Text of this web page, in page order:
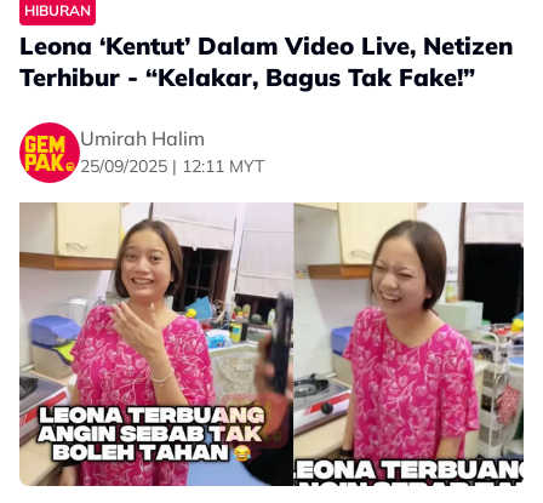
HIBURAN
Leona ‘Kentut’ Dalam Video Live, Netizen
Terhibur - “Kelakar, Bagus Tak Fake!”
Umirah Halim
25/09/2025 | 12:11 MYT